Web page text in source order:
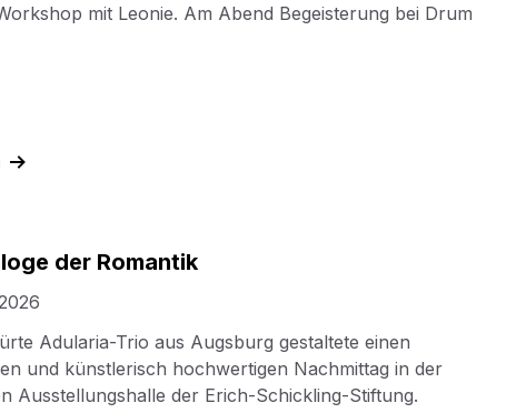
mit Leonie. Am Abend Begeisterung bei Drum
der Romantik
Adularia-Trio aus Augsburg gestaltete einen
und künstlerisch hochwertigen Nachmittag in der
Ausstellungshalle der Erich-Schickling-Stiftung.